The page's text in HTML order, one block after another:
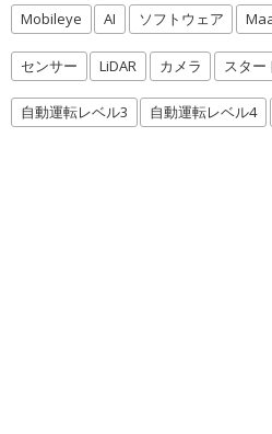
Mobileye AI ソフトウェア
センサー LiDAR カメラ スター
自動運転レベル3 自動運転レベル4